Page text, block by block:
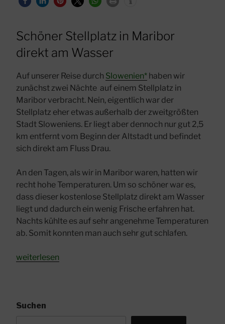
Schöner Stellplatz in Maribor
direkt am Wasser
Auf unserer Reise durch Slowenien* haben wir
zunächst zwei Nächte auf einem Stellplatz in
Maribor verbracht. Nein, eigentlich war der
Stellplatz eher etwas außerhalb der zweitgrößten
Stadt Sloweniens. Er liegt aber dennoch nur gut 2,5
km entfernt vom Beginn der Altstadt und befindet
sich direkt am Fluss Drau.
An den Tagen, als wir in Maribor waren, hatten wir
recht hohe Temperaturen. Um so schöner war es,
dass dieser kostenlose Stellplatz direkt am Wasser
liegt und dadurch ein wenig Frische erfahren hat.
Nachts kühlte es auf sehr angenehme Temperaturen
ab. Somit konnten man auch sehr gut schlafen.
„Schöner
–
weiterlesen
Suchen